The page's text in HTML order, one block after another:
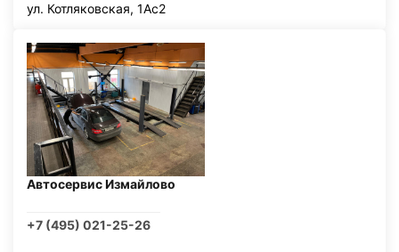
ул. Котляковская, 1Ас2
Автосервис Измайлово
+7 (495) 021-25-26